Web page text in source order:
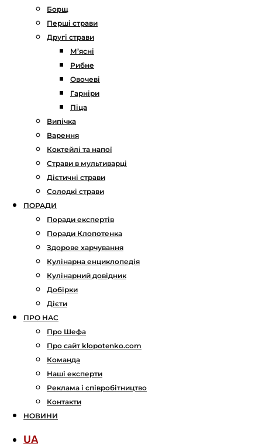
Борщ
Перші страви
Другі страви
М’ясні
Рибне
Овочеві
Гарніри
Піца
Випічка
Варення
Коктейлі та напої
Страви в мультиварці
Дієтичні страви
Солодкі страви
ПОРАДИ
Поради експертів
Поради Клопотенка
Здорове харчування
Кулінарна енциклопедія
Кулінарний довідник
Добірки
Дієти
ПРО НАС
Про Шефа
Про сайт klopotenko.com
Команда
Наші експерти
Реклама і співробітництво
Контакти
НОВИНИ
UA